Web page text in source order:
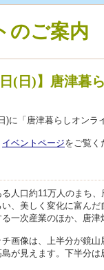
ジ活用の流れ
地方創生専門人材
のご案内
日(日)】唐津暮
)に「唐津暮らしオンラ
イベントページをご覧く
人口約11万人のまち、
、美しく変化に富ん
一次産業のほか、唐
画像は、上半分が鏡
が見えます。下半分